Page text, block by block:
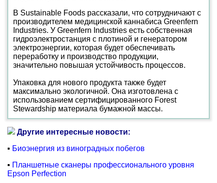
В Sustainable Foods рассказали, что сотрудничают с
производителем медицинской каннабиса Greenfern
Industries. У Greenfern Industries есть собственная
гидроэлектростанция с плотиной и генератором
электроэнергии, которая будет обеспечивать
переработку и производство продукции,
значительно повышая устойчивость процессов.
Упаковка для нового продукта также будет
максимально экологичной. Она изготовлена с
использованием сертифицированного Forest
Stewardship материала бумажной массы.
Другие интересные новости:
▪ Биоэнергия из виноградных побегов
▪ Планшетные сканеры профессионального уровня
Epson Perfection